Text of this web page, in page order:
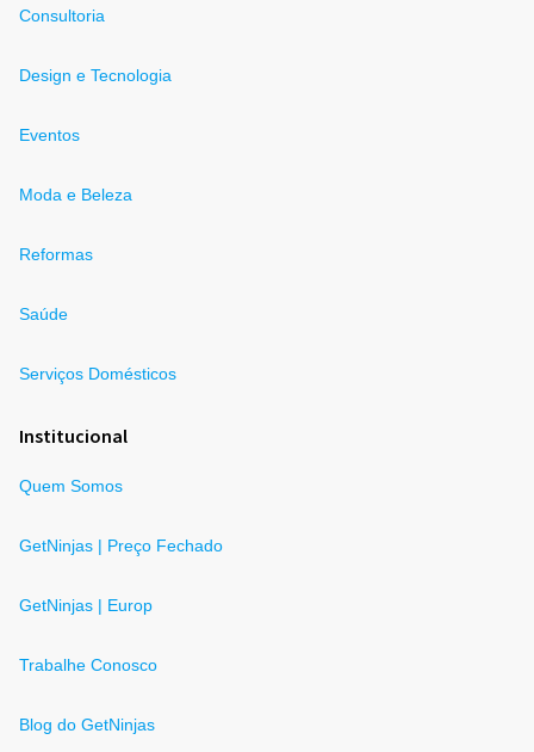
Consultoria
Design e Tecnologia
Eventos
Moda e Beleza
Reformas
Saúde
Serviços Domésticos
Institucional
Quem Somos
GetNinjas | Preço Fechado
GetNinjas | Europ
Trabalhe Conosco
Blog do GetNinjas